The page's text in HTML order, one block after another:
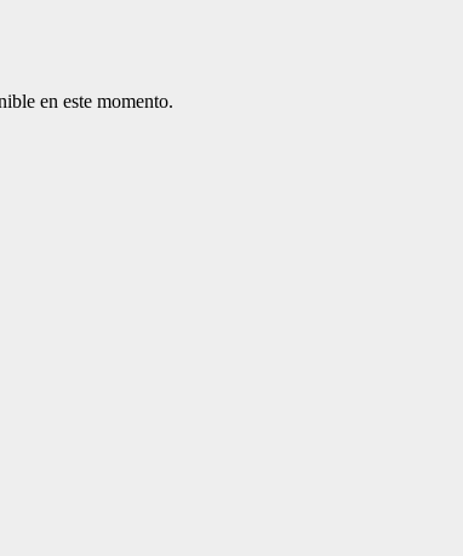
en este momento.